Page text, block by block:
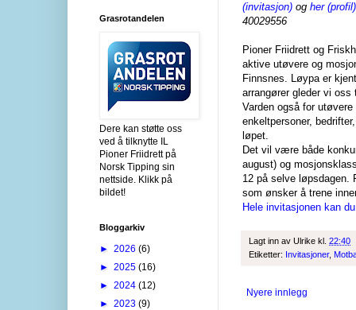
(invitasjon) og her (profil)
40029556
Pioner Friidrett og
aktive utøvere og
Finnsnes. Løypa er
arrangører gleder vi
Varden også for
enkeltpersoner,
løpet.
Det vil være både
august) og
12 på selve løpsdagen.
som ønsker å trene
Hele invitasjonen kan
Lagt inn av Ulrike kl. 22:40
Etiketter: Invitasjoner,
Nyere innlegg
Grasrotandelen
Dere kan støtte oss
ved å tilknytte IL
Pioner Friidrett på
Norsk Tipping sin
nettside. Klikk på
bildet!
Bloggarkiv
► 2026 (6)
► 2025 (16)
► 2024 (12)
► 2023 (9)